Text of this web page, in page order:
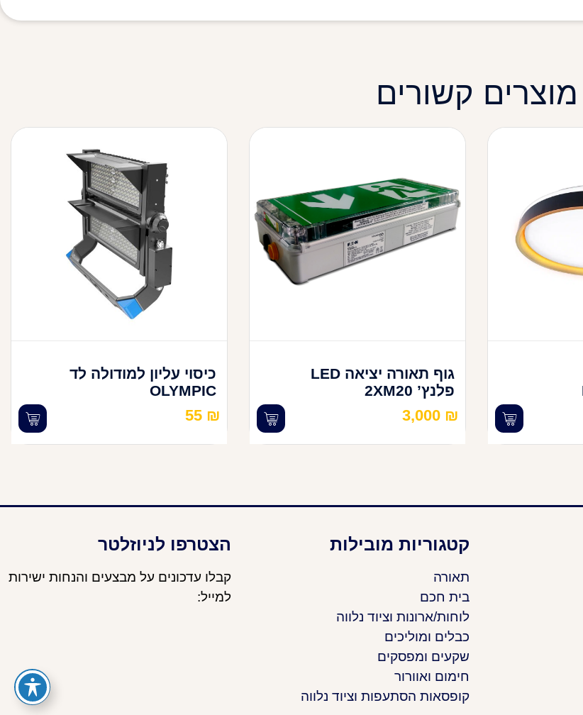
מוצרים קשורים
גוף תאורה יציאה LED
פלנץ’ 2XM20
3,000 ₪
כיסוי עליון למודולה לד
OLYMPIC
55 ₪
קטגוריות מובילות
תאורה
בית חכם
לוחות/ארונות וציוד נלווה
כבלים ומוליכים
שקעים ומפסקים
חימום ואוורור
קופסאות הסתעפות וציוד נלווה
הצטרפו לניוזלטר
קבלו עדכונים על מבצעים והנחות ישירות
למייל: